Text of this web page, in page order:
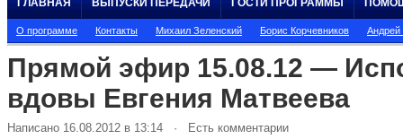
ГЛАВНАЯ ВЫПУСКИ ПЕРЕДАЧИ ГОСТИ ПРОГРАММЫ
О программе Контакты Михаил Зеленский Борис Корчевников
Прямой эфир 15.08.12 —
вдовы Евгения Матвеева
Написано 16.08.2012 в 13:14 · Есть комментарии